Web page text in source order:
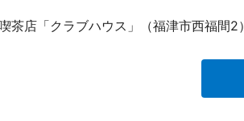
茶店「クラブハウス」（福津市西福間